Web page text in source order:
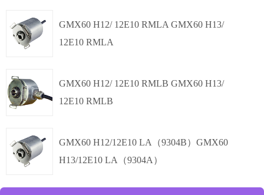
Φ60mm
SSI 多圈绝对值
Φ60mm
GMX60 H12/ 12E10 RMLA GMX60 H13/
12E10 RMLA
4-20mA 多圈绝对值
Φ60mm
GMX60 H12/ 12E10 RMLB GMX60 H13/
12E10 RMLB
4-20mA 多圈绝对值
单圈
位/13
多圈
GMX60 H12/12E10 LA（9304B）GMX60
H13/12E10 LA（9304A）